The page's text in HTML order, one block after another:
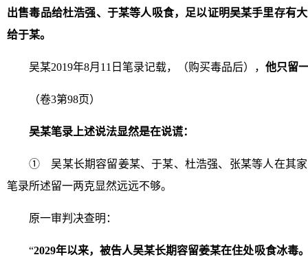
出售毒品给杜浩强、于某等人吸食，足以证明吴某手里存有
给于某。
吴某2019年8月11日笔录记载，（购买毒品后）， 他只留
（卷3第98页）
吴某笔录上述说法显然是在说谎：
① 吴某长期容留姜某、于某、杜浩强、张某等人在其
笔录所述留一两克显然远远不够。
原一审判决查明：
“2029年以来，被告人吴某长期容留姜某在住处吸食冰毒